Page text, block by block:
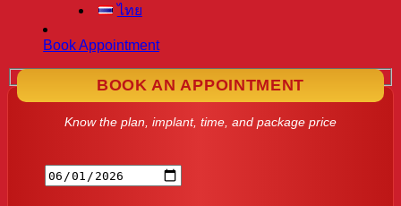
ไทย
Book Appointment
BOOK AN APPOINTMENT
Know the plan, implant, time, and package price